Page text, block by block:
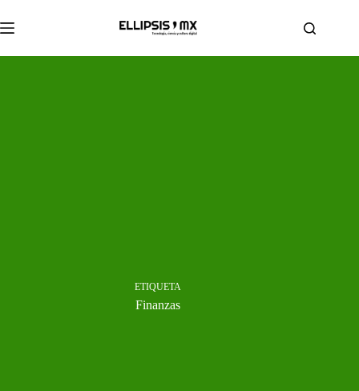
al
contenido
ETIQUETA
Finanzas